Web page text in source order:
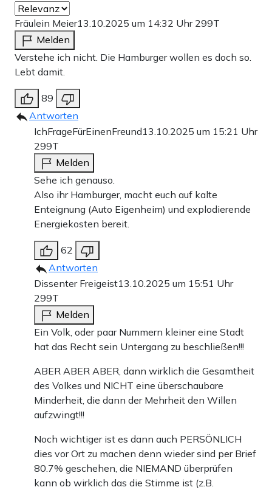
Fräulein Meier13.10.2025 um 14:32 Uhr 299T
Melden
Verstehe ich nicht. Die Hamburger wollen es doch so.
Lebt damit.
89
Antworten
IchFrageFürEinenFreund13.10.2025 um 15:21 Uhr
299T
Melden
Sehe ich genauso.
Also ihr Hamburger, macht euch auf kalte
Enteignung (Auto Eigenheim) und explodierende
Energiekosten bereit.
62
Antworten
Dissenter Freigeist13.10.2025 um 15:51 Uhr
299T
Melden
Ein Volk, oder paar Nummern kleiner eine Stadt
hat das Recht sein Untergang zu beschließen!!!
ABER ABER ABER, dann wirklich die Gesamtheit
des Volkes und NICHT eine überschaubare
Minderheit, die dann der Mehrheit den Willen
aufzwingt!!!
Noch wichtiger ist es dann auch PERSÖNLICH
dies vor Ort zu machen denn wieder sind per Brief
80.7% geschehen, die NIEMAND überprüfen
kann ob wirklich das die Stimme ist (z.B.